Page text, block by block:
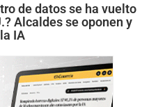
de datos se ha vuelto
Alcaldes se oponen y
IA